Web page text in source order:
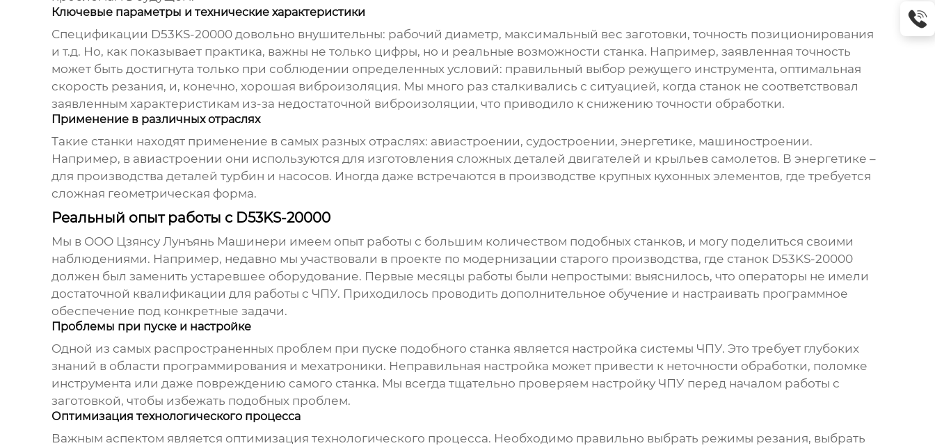
Ключевые параметры и технические характеристики
Спецификации D53KS-20000довольно внушительны: рабочий диаметр, максимальный вес заготовки, точность позиционирования
и т.д. Но, как показывает практика, важны не только цифры, но и реальные возможности станка. Например, заявленная точность
может быть достигнута только при соблюдении определенных условий: правильный выбор режущего инструмента, оптимальная
скорость резания, и, конечно, хорошая виброизоляция. Мы много раз сталкивались с ситуацией, когда станок не соответствовал
заявленным характеристикам из-за недостаточной виброизоляции, что приводило к снижению точности обработки.
Применение в различных отраслях
Такие станки находят применение в самых разных отраслях: авиастроении, судостроении, энергетике, машиностроении.
Например, в авиастроении они используются для изготовления сложных деталей двигателей и крыльев самолетов. В энергетике –
для производства деталей турбин и насосов. Иногда даже встречаются в производстве крупных кухонных элементов, где требуется
сложная геометрическая форма.
Реальный опыт работы с D53KS-20000
Мы в ООО Цзянсу Лунъянь Машинери имеем опыт работы с большим количеством подобных станков, и могу поделиться своими
наблюдениями. Например, недавно мы участвовали в проекте по модернизации старого производства, где станок D53KS-20000
должен был заменить устаревшее оборудование. Первые месяцы работы были непростыми: выяснилось, что операторы не имели
достаточной квалификации для работы с ЧПУ. Приходилось проводить дополнительное обучение и настраивать программное
обеспечение под конкретные задачи.
Проблемы при пуске и настройке
Одной из самых распространенных проблем при пуске подобного станка является настройка системы ЧПУ. Это требует глубоких
знаний в области программирования и мехатроники. Неправильная настройка может привести к неточности обработки, поломке
инструмента или даже повреждению самого станка. Мы всегда тщательно проверяем настройку ЧПУ перед началом работы с
заготовкой, чтобы избежать подобных проблем.
Оптимизация технологического процесса
Важным аспектом является оптимизация технологического процесса. Необходимо правильно выбрать режимы резания, выбрать